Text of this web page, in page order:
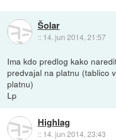
Šolar
:: 14. jun 2014, 21:57
Ima kdo predlog kako
predvajal na platnu (tablico
platnu)
Lp
Highlag
:: 14. jun 2014, 23:43